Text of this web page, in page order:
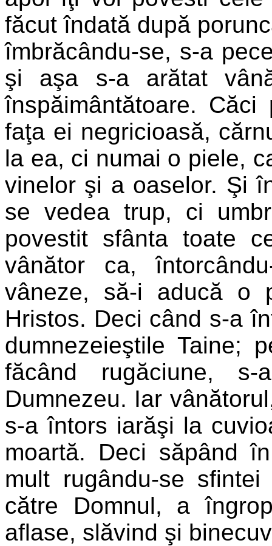
făcut îndată după
îmbrăcându-se, s-a
şi aşa s-a arătat
înspăimântătoare.
faţa ei negricioasă,
la ea, ci numai o piele,
vinelor şi a oaselor. Şi
se vedea trup, ci
povestit sfânta toate
vânător ca,
vâneze, să-i aducă o
Hristos. Deci când s-a
dumnezeieştile Taine;
făcând rugăciune,
Dumnezeu. Iar
s-a întors iarăşi la
moartă. Deci săpând
mult rugându-se
către Domnul, a
aflase, slăvind şi